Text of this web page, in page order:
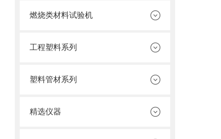
燃烧类材料试验机
工程塑料系列
塑料管材系列
精选仪器